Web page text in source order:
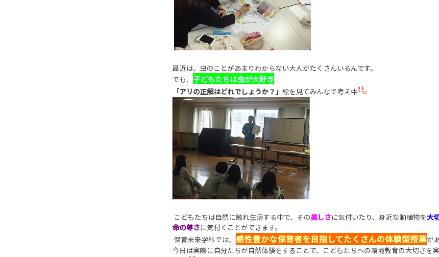
最近は、虫のことがあまりわからない大人がたくさんいるんです。
でも、 子どもたちは虫が大好き
「アリの正解はどれでしょうか？」 絵を見てみんなで考え中
こどもたちは自然に触れ生活する中で、その美しさに気付いたり、身近な動植物を大
命の尊さに気付くことができます。
保育未来学科では、 感性豊かな保育者を目指してたくさんの体験型授業が
今日は実際に自分たちが自然体験をすることで、こどもたちへの環境教育の大切さを